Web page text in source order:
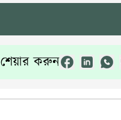
শেয়ার করুন